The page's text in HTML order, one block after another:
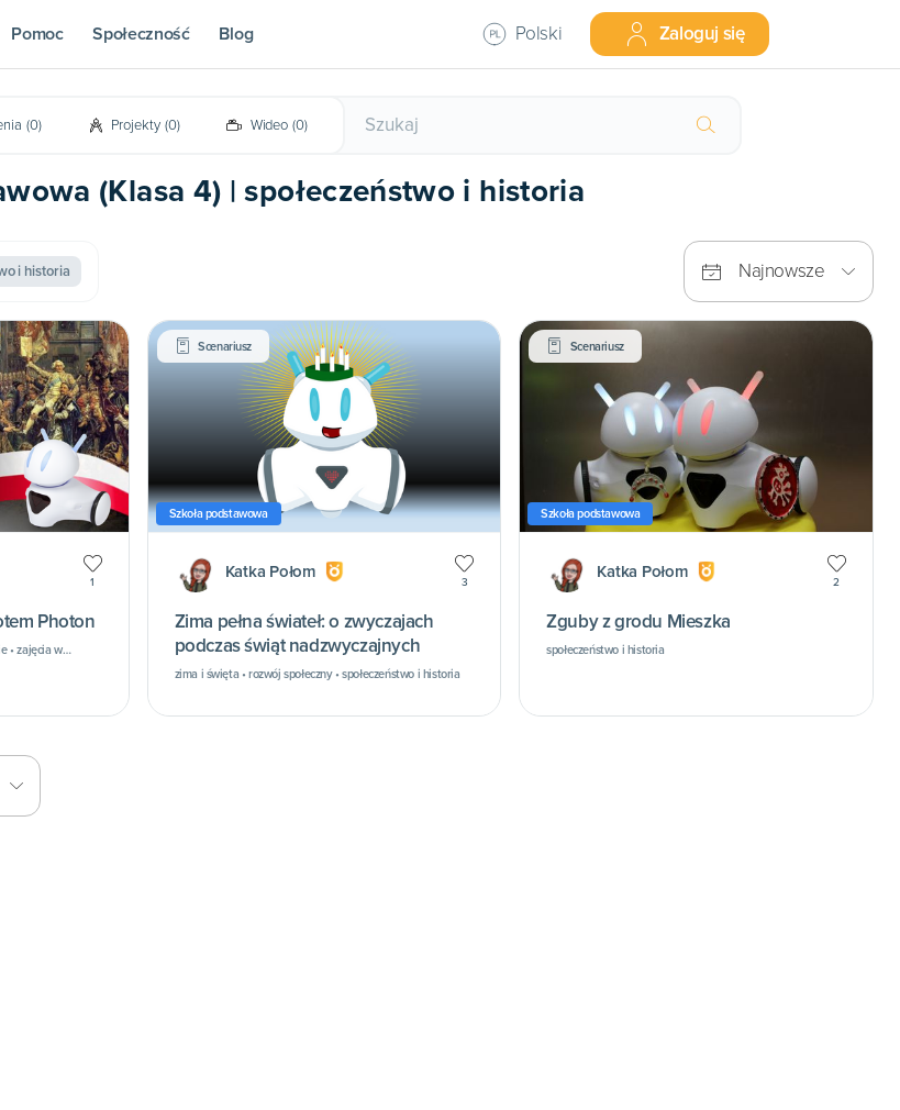
Pomoc Społeczność Blog Polski Zaloguj się
(0) Projekty (0) Wideo (0)
(Klasa 4) | społeczeństwo i historia
i historia Najnowsze
1
Photon
• zajęcia w
Scenariusz
Szkoła podstawowa
Katka Połom
3
Zima pełna świateł: o zwyczajach
podczas świąt nadzwyczajnych
zima i święta • rozwój społeczny • społeczeństwo i historia
Scenariusz
Szkoła podstawowa
Katka Połom
2
Zguby z grodu Mieszka
społeczeństwo i historia